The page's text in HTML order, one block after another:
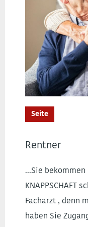
Seite
Rentner
...Sie
KNAPPSCHAFT
Facharzt , denn
haben Sie